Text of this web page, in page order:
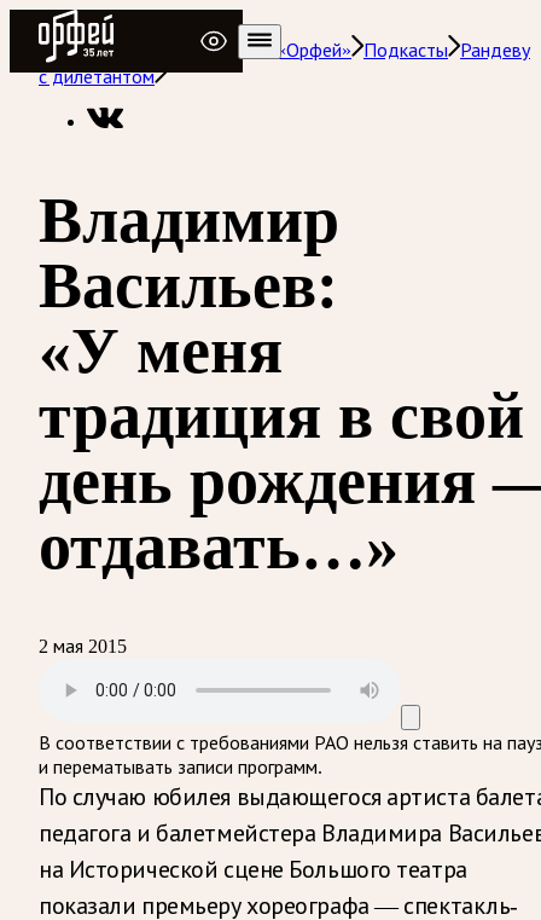
Радио Орфей
Радио классической музыки «Орфей»
Подкасты
Рандеву
с дилетантом
Владимир
Васильев:
«У меня
традиция в свой
день рождения
отдавать…»
2 мая 2015
В соответствии с требованиями РАО нельзя ставить на
и перематывать записи программ.
По случаю юбилея выдающегося артиста
педагога и балетмейстера Владимира
на Исторической сцене Большого театра
показали премьеру хореографа — спектакль-